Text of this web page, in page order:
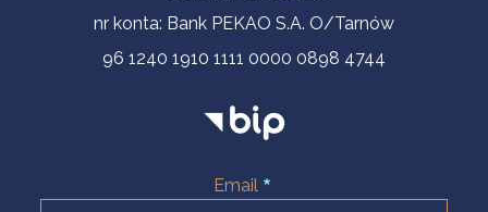
nr konta: Bank PEKAO S.A. O/Tarnów
96 1240 1910 1111 0000 0898 4744
Email